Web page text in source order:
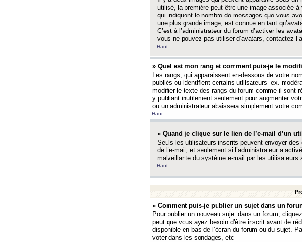
utilisé, la première peut être une image associée
qui indiquent le nombre de messages que vous
une plus grande image, est connue en tant
C’est à l’administrateur du forum d’activer les
vous ne pouvez pas utiliser d’avatars, contactez
Haut
» Quel est mon rang et comment puis-je le
Les rangs, qui apparaissent en-dessous de votre
publiés ou identifient certains utilisateurs, ex.
modifier le texte des rangs du forum comme il sont
y publiant inutilement seulement pour augmenter
ou un administrateur abaissera simplement votre
Haut
» Quand je clique sur le lien de l’e-mail d’un
Seuls les utilisateurs inscrits peuvent envoyer des
de l’e-mail, et seulement si l’administrateur a
malveillante du système e-mail par les utilisateurs
Haut
» Comment puis-je publier un sujet dans un
Pour publier un nouveau sujet dans un forum,
peut que vous ayez besoin d’être inscrit avant de
disponible en bas de l’écran du forum ou du sujet.
voter dans les sondages, etc.